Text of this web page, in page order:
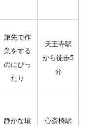
旅先で作
業をする
のにぴっ
たり
天王寺駅
から徒歩5
分
静かな環
心斎橋駅